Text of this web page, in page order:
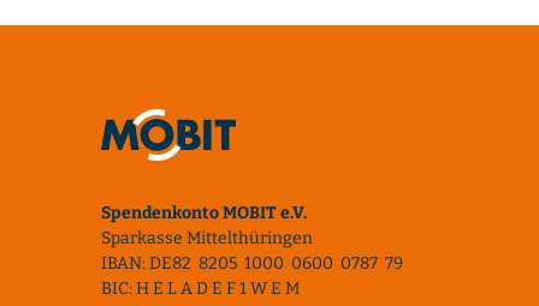
Spendenkonto MOBIT e.V.
Sparkasse Mittelthüringen
IBAN: DE82 8205 1000 0600 0787 79
BIC: H E L A D E F 1 W E M